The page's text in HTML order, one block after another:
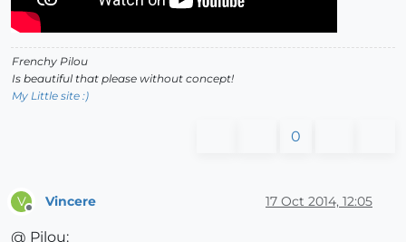
Frenchy Pilou
Is beautiful that please without concept!
My Little site :)
0
V Vincere 17 Oct 2014, 12:05
@ Pilou: